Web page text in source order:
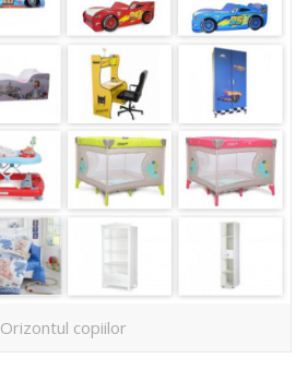
Orizontul copiilor